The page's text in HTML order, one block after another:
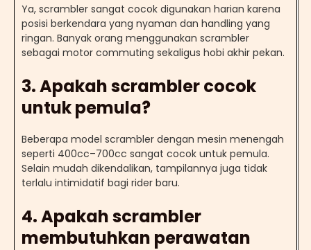
Ya, scrambler sangat cocok digunakan harian karena
posisi berkendara yang nyaman dan handling yang
ringan. Banyak orang menggunakan scrambler
sebagai motor commuting sekaligus hobi akhir pekan.
3. Apakah scrambler cocok
untuk pemula?
Beberapa model scrambler dengan mesin menengah
seperti 400cc–700cc sangat cocok untuk pemula.
Selain mudah dikendalikan, tampilannya juga tidak
terlalu intimidatif bagi rider baru.
4. Apakah scrambler
membutuhkan perawatan